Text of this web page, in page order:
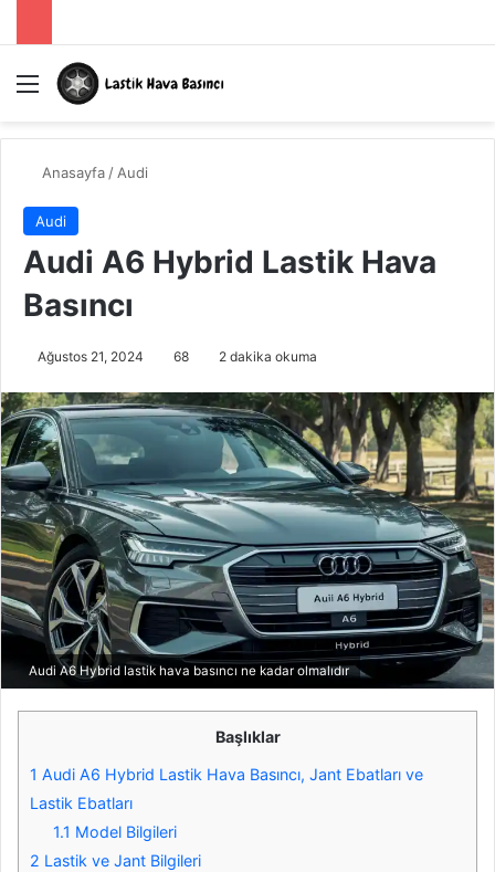
Menü
Anasayfa / Audi
Audi
Audi A6 Hybrid Lastik Hava
Basıncı
Ağustos 21, 2024 68 2 dakika okuma
Audi A6 Hybrid lastik hava basıncı ne kadar olmalıdır
Başlıklar
1 Audi A6 Hybrid Lastik Hava Basıncı, Jant Ebatları ve
Lastik Ebatları
1.1 Model Bilgileri
2 Lastik ve Jant Bilgileri